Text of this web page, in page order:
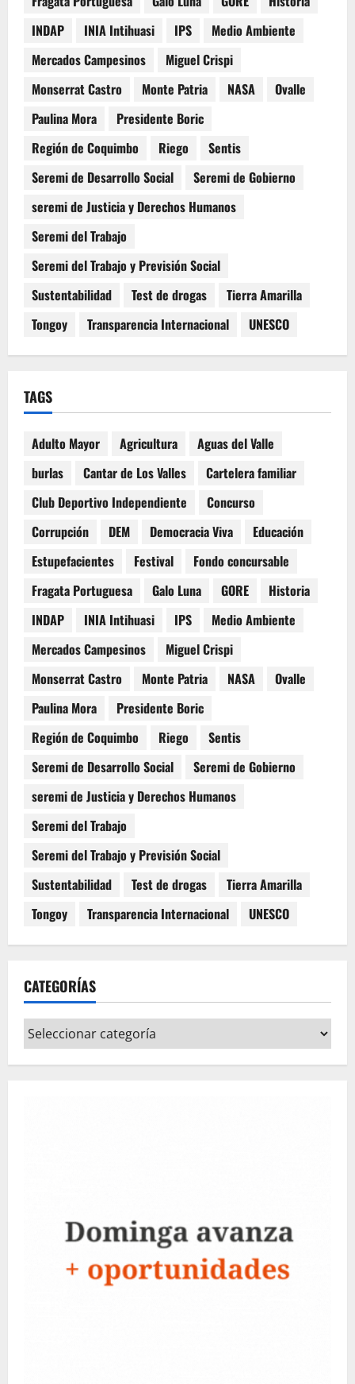
INDAP
INIA Intihuasi IPS
Medio Ambiente
Mercados Campesinos
Miguel Crispi
Monserrat Castro
Monte Patria NASA
Ovalle
Paulina Mora
Presidente Boric
Región de Coquimbo
Riego
Sentis
Seremi de Desarrollo Social
Seremi de Gobierno
seremi de Justicia y Derechos Humanos
Seremi del Trabajo
Seremi del Trabajo y Previsión Social
Sustentabilidad
Test de drogas
Tierra Amarilla
Tongoy
Transparencia Internacional UNESCO
TAGS
Adulto Mayor Agricultura
Aguas del Valle
burlas
Cantar de Los Valles
Cartelera familiar
Club Deportivo Independiente
Concurso
Corrupción
DEM Democracia Viva
Educación
Estupefacientes
Festival
Fondo concursable
Fragata Portuguesa
Galo Luna GORE
Historia
INDAP
INIA Intihuasi IPS
Medio Ambiente
Mercados Campesinos
Miguel Crispi
Monserrat Castro
Monte Patria NASA
Ovalle
Paulina Mora
Presidente Boric
Región de Coquimbo
Riego
Sentis
Seremi de Desarrollo Social
Seremi de Gobierno
seremi de Justicia y Derechos Humanos
Seremi del Trabajo
Seremi del Trabajo y Previsión Social
Sustentabilidad
Test de drogas
Tierra Amarilla
Tongoy
Transparencia Internacional UNESCO
CATEGORÍAS
Categorías